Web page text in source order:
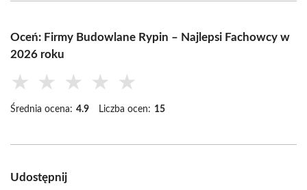
Oceń: Firmy Budowlane Rypin – Najlepsi Fachowcy w
2026 roku
★ ★ ★ ★ ★
Średnia ocena: 4.9 Liczba ocen: 15
Udostępnij